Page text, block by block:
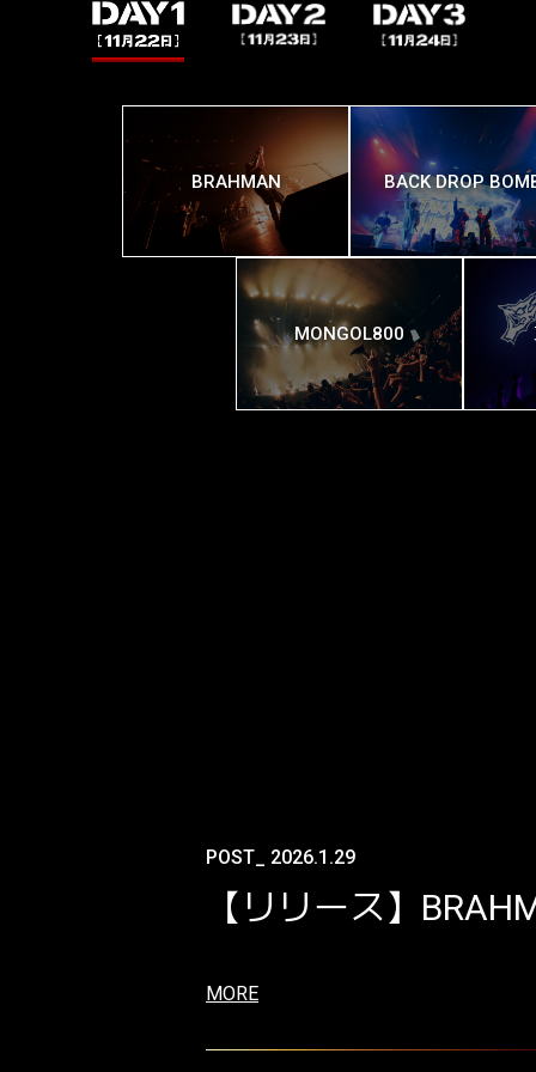
BRAHMAN BACK DROP
MONGOL800
POST_ 2026.1.29
【リリース】
MORE